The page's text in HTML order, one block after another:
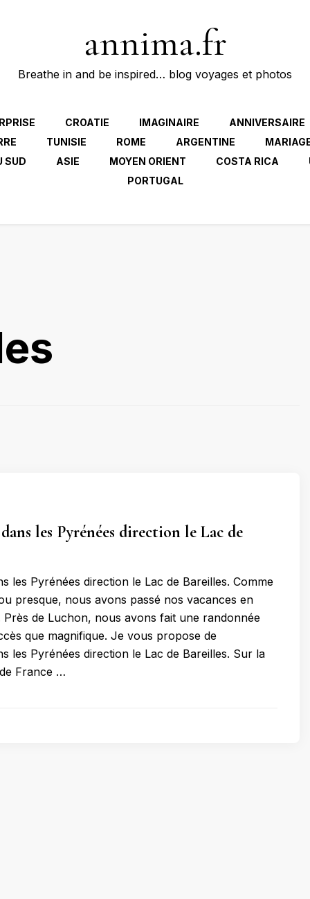
annima.fr
Breathe in and be inspired… blog voyages et photos
CROATIE IMAGINAIRE
ANNIVERSAIRE
TUNISIE ROME ARGENTINE
SUD
ASIE MOYEN ORIENT COSTA RICA
PORTUGAL
les Pyrénées direction le Lac de
les Pyrénées direction le Lac de Bareilles. Comme
presque, nous avons passé nos vacances en
Près de Luchon, nous avons fait une randonnée
que magnifique. Je vous propose de
les Pyrénées direction le Lac de Bareilles. Sur la
France …